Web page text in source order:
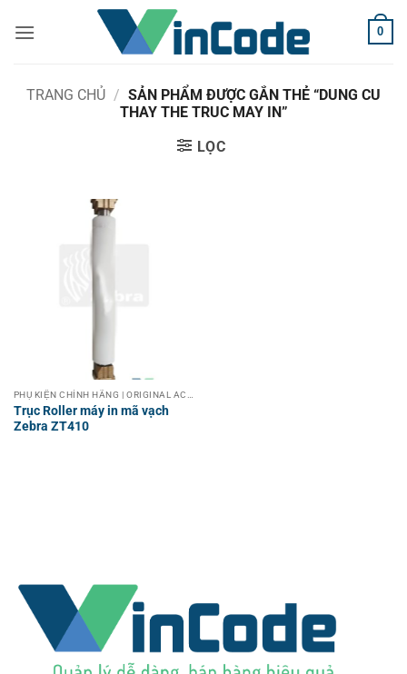
qua
0
TRANG CHỦ / SẢN PHẨM ĐƯỢC GẮN THẺ “DUNG CU
THAY THE TRUC MAY IN”
LỌC
Trục Roller máy in mã vạch
Zebra ZT410